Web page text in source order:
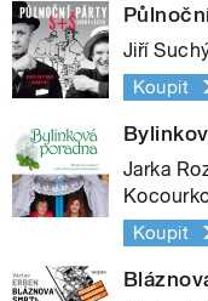
Jiří
Koupit
Jarka
Koupit